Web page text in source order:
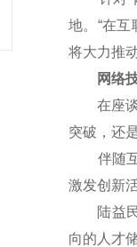
地。“在
将大力推
网络技
在座谈
突破，还
伴随互
激发创新
陆益民
向的人才